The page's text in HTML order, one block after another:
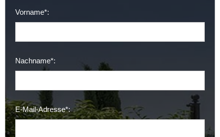
Vorname*:
Nachname*:
E-Mail-Adresse*: